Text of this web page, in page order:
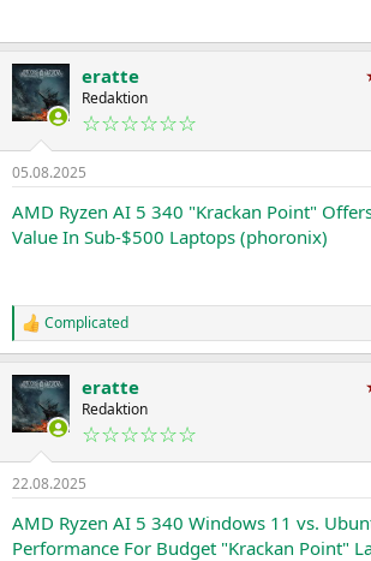
eratte
Redaktion
☆☆☆☆☆☆
05.08.2025
AMD Ryzen AI 5 340 "Krackan Point"
Value In Sub-$500 Laptops (phoronix)
R
e
k
t
i
n
e
n
:
Complicated
eratte
Redaktion
☆☆☆☆☆☆
22.08.2025
AMD Ryzen AI 5 340 Windows 11 vs.
Performance For Budget "Krackan Point"